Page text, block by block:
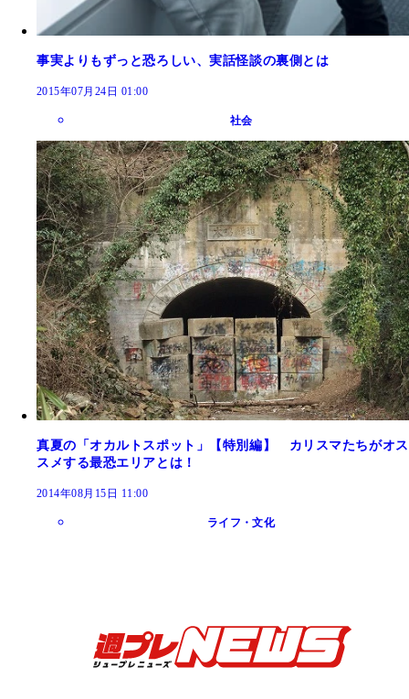
事実よりもずっと恐ろしい、実話怪談の裏側とは
2015年07月24日 01:00
社会
真夏の「オカルトスポット」【特別編】 カリスマたちがオス
スメする最恐エリアとは！
2014年08月15日 11:00
ライフ・文化